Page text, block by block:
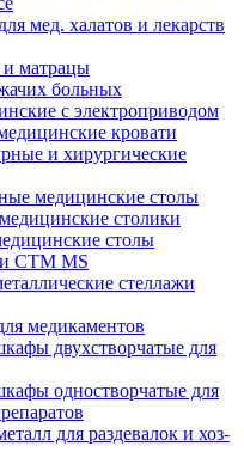
мед. халатов и лекарств
матрацы
больных
с электроприводом
кровати
и хирургические
медицинские столы
столики
столы
CTM MS
стеллажи
медикаментов
двухстворчатые для
одностворчатые для
для раздевалок и хоз-